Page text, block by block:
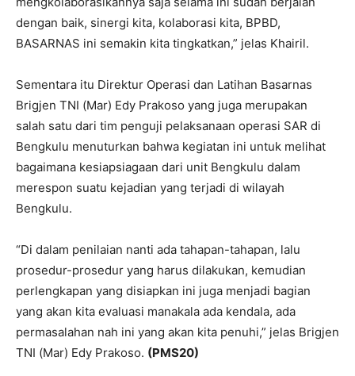
dengan baik, sinergi kita, kolaborasi kita, BPBD,
BASARNAS ini semakin kita tingkatkan,” jelas Khairil.
Sementara itu Direktur Operasi dan Latihan Basarnas
Brigjen TNI (Mar) Edy Prakoso yang juga merupakan
salah satu dari tim penguji pelaksanaan operasi SAR di
Bengkulu menuturkan bahwa kegiatan ini untuk melihat
bagaimana kesiapsiagaan dari unit Bengkulu dalam
merespon suatu kejadian yang terjadi di wilayah
Bengkulu.
“Di dalam penilaian nanti ada tahapan-tahapan, lalu
prosedur-prosedur yang harus dilakukan, kemudian
perlengkapan yang disiapkan ini juga menjadi bagian
yang akan kita evaluasi manakala ada kendala, ada
permasalahan nah ini yang akan kita penuhi,” jelas Brigjen
TNI (Mar) Edy Prakoso. (PMS20)